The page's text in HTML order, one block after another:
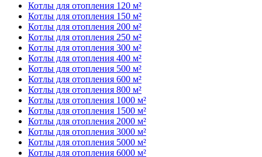
Котлы для отопления 120 м²
Котлы для отопления 150 м²
Котлы для отопления 200 м²
Котлы для отопления 250 м²
Котлы для отопления 300 м²
Котлы для отопления 400 м²
Котлы для отопления 500 м²
Котлы для отопления 600 м²
Котлы для отопления 800 м²
Котлы для отопления 1000 м²
Котлы для отопления 1500 м²
Котлы для отопления 2000 м²
Котлы для отопления 3000 м²
Котлы для отопления 5000 м²
Котлы для отопления 6000 м²